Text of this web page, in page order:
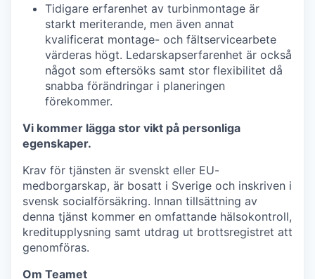
Tidigare erfarenhet av turbinmontage är
starkt meriterande, men även annat
kvalificerat montage- och fältservicearbete
värderas högt. Ledarskapserfarenhet är också
något som eftersöks samt stor flexibilitet då
snabba förändringar i planeringen
förekommer.
Vi kommer lägga stor vikt på personliga
egenskaper.
Krav för tjänsten är svenskt eller EU-
medborgarskap, är bosatt i Sverige och inskriven i
svensk socialförsäkring. Innan tillsättning av
denna tjänst kommer en omfattande hälsokontroll,
kreditupplysning samt utdrag ut brottsregistret att
genomföras.
Om Teamet